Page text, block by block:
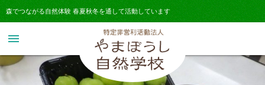
森でつながる自然体験 春夏秋冬を通して活動しています
menu